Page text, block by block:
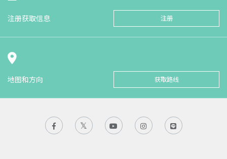
注册获取信息 注册
地图和方向 获取路线